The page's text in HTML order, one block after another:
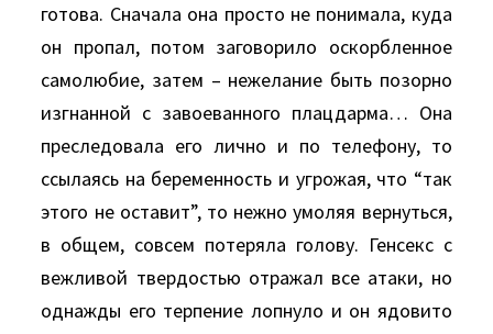
готова. Сначала она просто не понимала, куда
он пропал, потом заговорило оскорбленное
самолюбие, затем – нежелание быть позорно
изгнанной с завоеванного плацдарма… Она
преследовала его лично и по телефону, то
ссылаясь на беременность и угрожая, что “так
этого не оставит”, то нежно умоляя вернуться,
в общем, совсем потеряла голову. Генсекс с
вежливой твердостью отражал все атаки, но
однажды его терпение лопнуло и он ядовито